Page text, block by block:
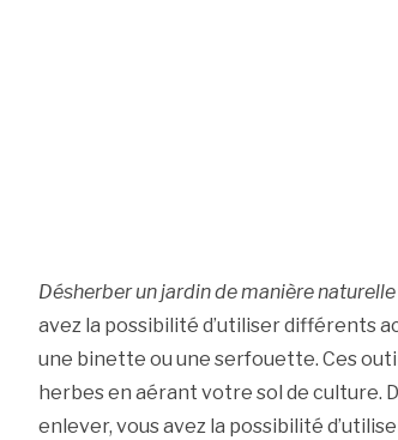
Désherber un jardin de manière naturelle
avez la possibilité d’utiliser différents
une binette ou une serfouette. Ces
herbes en aérant votre sol de culture.
enlever, vous avez la possibilité